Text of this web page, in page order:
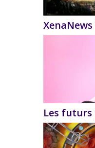
Les futurs